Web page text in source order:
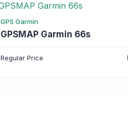
GPS Garmin
GPSMAP Garmin 66s
Regular Price